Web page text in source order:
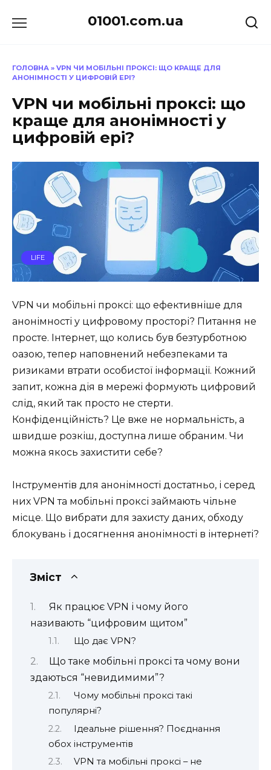
до
01001.com.ua
ГОЛОВНА » VPN ЧИ МОБІЛЬНІ ПРОКСІ: ЩО КРАЩЕ ДЛЯ
АНОНІМНОСТІ У ЦИФРОВІЙ ЕРІ?
VPN чи мобільні проксі: що
краще для анонімності у
цифровій ері?
LIFE
VPN чи мобільні проксі: що ефективніше для
анонімності у цифровому просторі? Питання не
просте. Інтернет, що колись був безтурботною
оазою, тепер наповнений небезпеками та
ризиками втрати особистої інформації. Кожний
запит, кожна дія в мережі формують цифровий
слід, який так просто не стерти.
Конфіденційність? Це вже не нормальність, а
швидше розкіш, доступна лише обраним. Чи
можна якось захистити себе?
Інструментів для анонімності достатньо, і серед
них VPN та мобільні проксі займають чільне
місце. Що вибрати для захисту даних, обходу
блокувань і досягнення анонімності в інтернеті?
Зміст
Як працює VPN і чому його
називають “цифровим щитом”
Що дає VPN?
Що таке мобільні проксі та чому вони
здаються “невидимими”?
Чому мобільні проксі такі
популярні?
Ідеальне рішення? Поєднання
обох інструментів
VPN та мобільні проксі – не